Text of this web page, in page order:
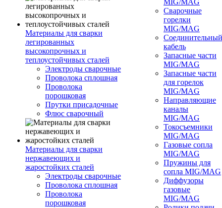
Материалы для сварки
легированных
высокопрочных и
теплоустойчивых сталей
Электроды сварочные
Проволока сплошная
Проволока
порошковая
Прутки присадочные
Флюс сварочный
Материалы для сварки
нержавеющих и
жаростойких сталей
Электроды сварочные
Проволока сплошная
Проволока
порошковая
MIG/MAG
Сварочные
горелки
MIG/MAG
Соединительный
кабель
Запасные части
MIG/MAG
Запасные части
для горелок
MIG/MAG
Направляющие
каналы
MIG/MAG
Токосъемники
MIG/MAG
Газовые сопла
MIG/MAG
Пружины для
сопла MIG/MAG
Диффузоры
газовые
MIG/MAG